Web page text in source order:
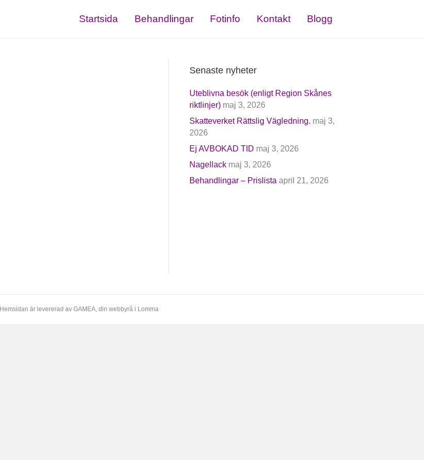
Startsida Behandlingar Fotinfo Kontakt Blogg
Senaste nyheter
Uteblivna besök (enligt Region Skånes
riktlinjer) maj 3, 2026
Skatteverket Rättslig Vägledning. maj 3,
2026
Ej AVBOKAD TID maj 3, 2026
Nagellack maj 3, 2026
Behandlingar – Prislista april 21, 2026
Hemsidan är levererad av GAMEA, din webbyrå i Lomma